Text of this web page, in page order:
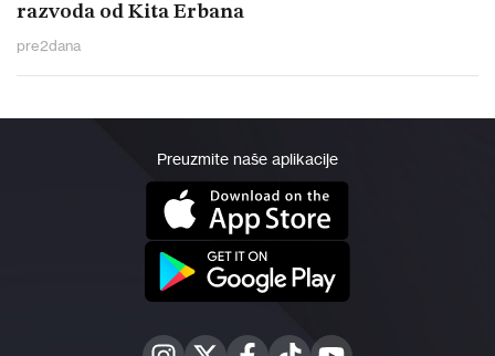
razvoda od Kita Erbana
pre2dana
Preuzmite naše aplikacije